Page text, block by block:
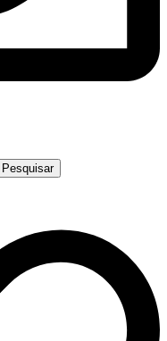
Pesquisar